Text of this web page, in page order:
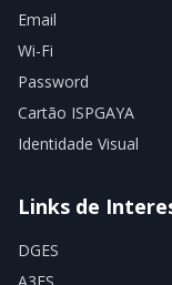
Email
Wi-Fi
Password
Cartão ISPGAYA
Identidade Visual
Links de
DGES